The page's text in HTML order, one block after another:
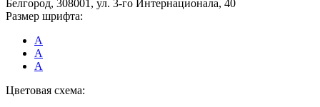
Белгород, 308001, ул. 3-го Интернационала, 40
Размер шрифта:
A
A
A
Цветовая схема: